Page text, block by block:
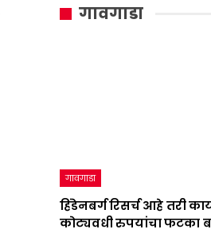
गावगाडा
गावगाडा
हिंडेनबर्ग रिसर्च आहे तरी
कोट्यवधी रुपयांचा फटका